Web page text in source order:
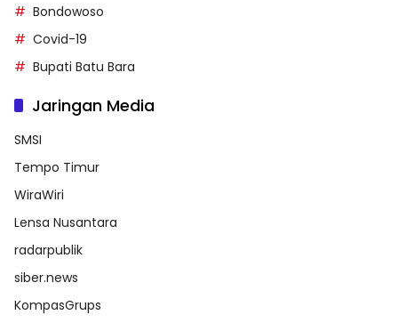
Bondowoso
Covid-19
Bupati Batu Bara
Jaringan Media
SMSI
Tempo Timur
WiraWiri
Lensa Nusantara
radarpublik
siber.news
KompasGrups